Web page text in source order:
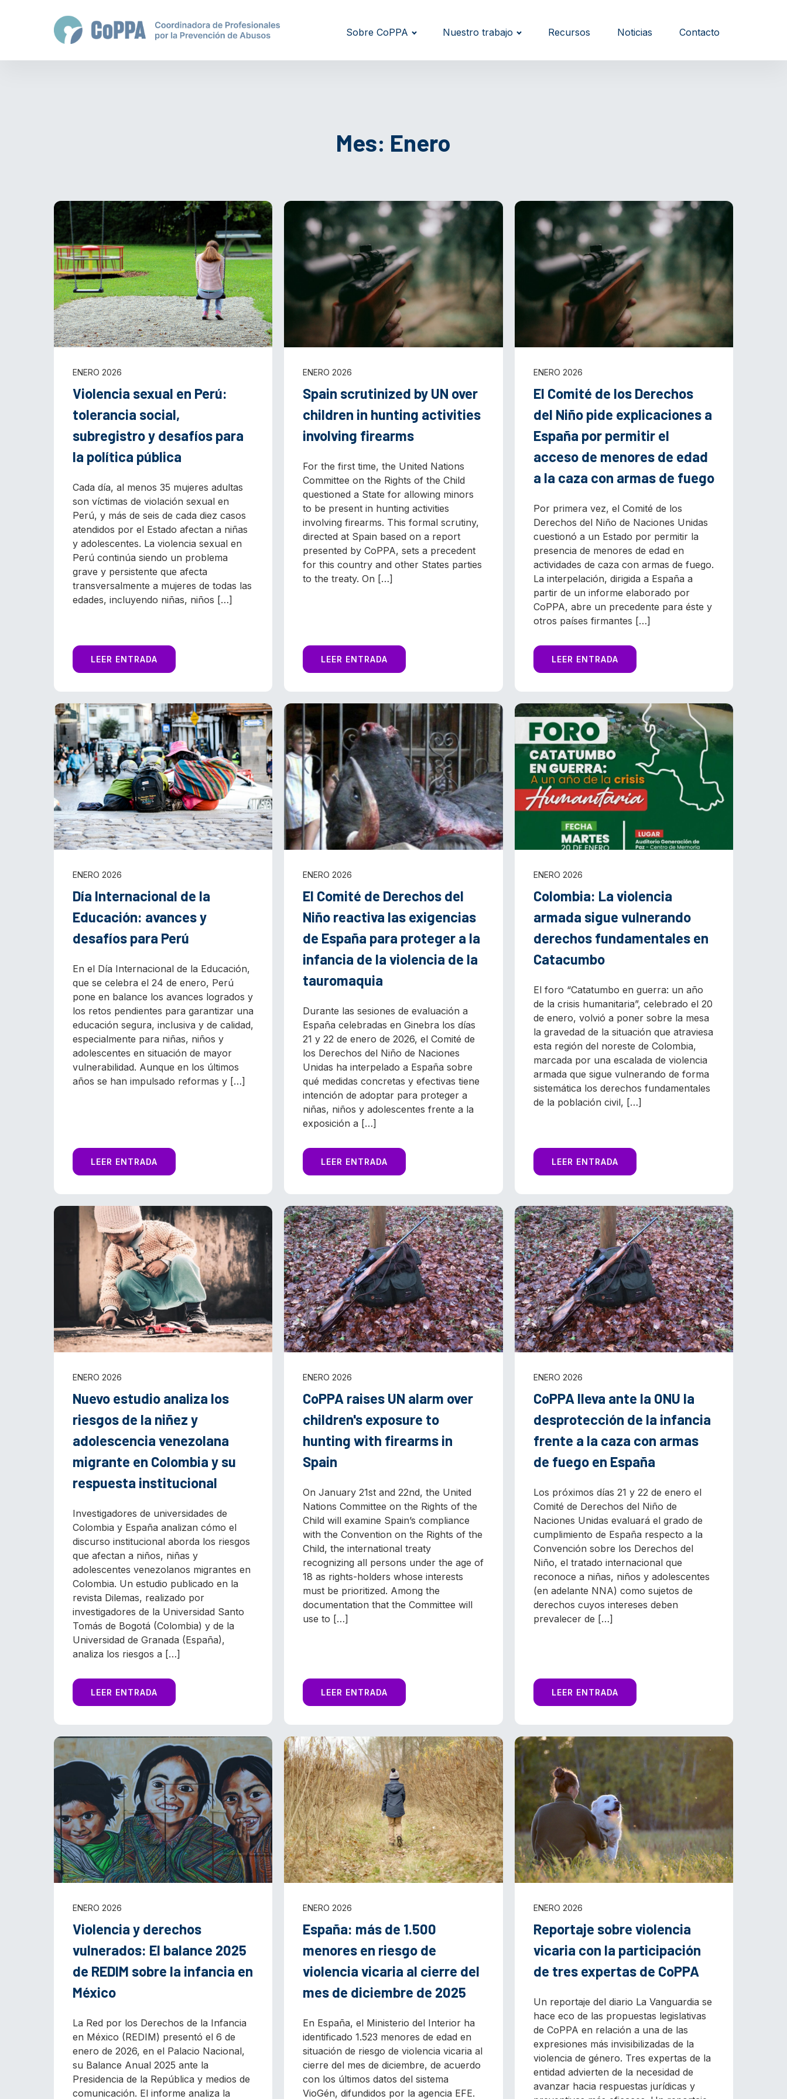
Sobre CoPPA Nuestro trabajo Recursos Noticias Contacto
Mes: Enero
ENERO 2026
Violencia sexual en Perú:
tolerancia social,
subregistro y desafíos para
la política pública
Cada día, al menos 35 mujeres adultas
son víctimas de violación sexual en
Perú, y más de seis de cada diez casos
atendidos por el Estado afectan a niñas
y adolescentes. La violencia sexual en
Perú continúa siendo un problema
grave y persistente que afecta
transversalmente a mujeres de todas las
edades, incluyendo niñas, niños […]
LEER ENTRADA
ENERO 2026
Spain scrutinized by UN over
children in hunting activities
involving firearms
For the first time, the United Nations
Committee on the Rights of the Child
questioned a State for allowing minors
to be present in hunting activities
involving firearms. This formal scrutiny,
directed at Spain based on a report
presented by CoPPA, sets a precedent
for this country and other States parties
to the treaty. On […]
LEER ENTRADA
ENERO 2026
El Comité de los Derechos
del Niño pide explicaciones a
España por permitir el
acceso de menores de edad
a la caza con armas de fuego
Por primera vez, el Comité de los
Derechos del Niño de Naciones Unidas
cuestionó a un Estado por permitir la
presencia de menores de edad en
actividades de caza con armas de fuego.
La interpelación, dirigida a España a
partir de un informe elaborado por
CoPPA, abre un precedente para éste y
otros países firmantes […]
LEER ENTRADA
ENERO 2026
Día Internacional de la
Educación: avances y
desafíos para Perú
En el Día Internacional de la Educación,
que se celebra el 24 de enero, Perú
pone en balance los avances logrados y
los retos pendientes para garantizar una
educación segura, inclusiva y de calidad,
especialmente para niñas, niños y
adolescentes en situación de mayor
vulnerabilidad. Aunque en los últimos
años se han impulsado reformas y […]
LEER ENTRADA
ENERO 2026
El Comité de Derechos del
Niño reactiva las exigencias
de España para proteger a la
infancia de la violencia de la
tauromaquia
Durante las sesiones de evaluación a
España celebradas en Ginebra los días
21 y 22 de enero de 2026, el Comité de
los Derechos del Niño de Naciones
Unidas ha interpelado a España sobre
qué medidas concretas y efectivas tiene
intención de adoptar para proteger a
niñas, niños y adolescentes frente a la
exposición a […]
LEER ENTRADA
ENERO 2026
Colombia: La violencia
armada sigue vulnerando
derechos fundamentales en
Catacumbo
El foro “Catatumbo en guerra: un año
de la crisis humanitaria”, celebrado el 20
de enero, volvió a poner sobre la mesa
la gravedad de la situación que atraviesa
esta región del noreste de Colombia,
marcada por una escalada de violencia
armada que sigue vulnerando de forma
sistemática los derechos fundamentales
de la población civil, […]
LEER ENTRADA
ENERO 2026
Nuevo estudio analiza los
riesgos de la niñez y
adolescencia venezolana
migrante en Colombia y su
respuesta institucional
Investigadores de universidades de
Colombia y España analizan cómo el
discurso institucional aborda los riesgos
que afectan a niños, niñas y
adolescentes venezolanos migrantes en
Colombia. Un estudio publicado en la
revista Dilemas, realizado por
investigadores de la Universidad Santo
Tomás de Bogotá (Colombia) y de la
Universidad de Granada (España),
analiza los riesgos a […]
LEER ENTRADA
ENERO 2026
CoPPA raises UN alarm over
children's exposure to
hunting with firearms in
Spain
On January 21st and 22nd, the United
Nations Committee on the Rights of the
Child will examine Spain’s compliance
with the Convention on the Rights of the
Child, the international treaty
recognizing all persons under the age of
18 as rights-holders whose interests
must be prioritized. Among the
documentation that the Committee will
use to […]
LEER ENTRADA
ENERO 2026
CoPPA lleva ante la ONU la
desprotección de la infancia
frente a la caza con armas
de fuego en España
Los próximos días 21 y 22 de enero el
Comité de Derechos del Niño de
Naciones Unidas evaluará el grado de
cumplimiento de España respecto a la
Convención sobre los Derechos del
Niño, el tratado internacional que
reconoce a niñas, niños y adolescentes
(en adelante NNA) como sujetos de
derechos cuyos intereses deben
prevalecer de […]
LEER ENTRADA
ENERO 2026
Violencia y derechos
vulnerados: El balance 2025
de REDIM sobre la infancia en
México
La Red por los Derechos de la Infancia
en México (REDIM) presentó el 6 de
enero de 2026, en el Palacio Nacional,
su Balance Anual 2025 ante la
Presidencia de la República y medios de
comunicación. El informe analiza la
ENERO 2026
España: más de 1.500
menores en riesgo de
violencia vicaria al cierre del
mes de diciembre de 2025
En España, el Ministerio del Interior ha
identificado 1.523 menores de edad en
situación de riesgo de violencia vicaria al
cierre del mes de diciembre, de acuerdo
con los últimos datos del sistema
VioGén, difundidos por la agencia EFE.
ENERO 2026
Reportaje sobre violencia
vicaria con la participación
de tres expertas de CoPPA
Un reportaje del diario La Vanguardia se
hace eco de las propuestas legislativas
de CoPPA en relación a una de las
expresiones más invisibilizadas de la
violencia de género. Tres expertas de la
entidad advierten de la necesidad de
avanzar hacia respuestas jurídicas y